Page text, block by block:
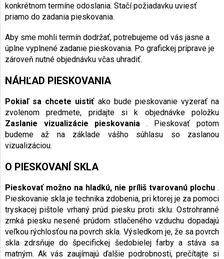
konkrétnom termíne odoslania. Stačí požiadavku uviesť
priamo do zadania pieskovania.
Aby sme mohli termín dodržať, potrebujeme od vás jasne a
úplne vyplnené zadanie pieskovania. Po grafickej príprave je
zároveň nutné objednávku včas uhradiť.
NÁHĽAD PIESKOVANIA
Pokiaľ sa chcete uistiťako bude pieskovanie vyzerať na
zvolenom predmete, pridajte si k objednávke položku
Zaslanie vizualizácie pieskovania . Pieskovať potom
budeme až na základe vášho súhlasu so zaslanou
vizualizáciou.
O PIESKOVANÍ SKLA
Pieskovať možno na hladkú, nie príliš tvarovanú plochu .
Pieskovanie skla je technika zdobenia, pri ktorej je za pomoci
tryskacej pištole vrhaný prúd piesku proti sklu. Ostrohranné
zrnká piesku nesené prúdom stlačeného vzduchu dopadajú
veľkou rýchlosťou na povrch skla. Výsledkom je, že sa povrch
skla zdrsňuje do špecifickej šedobielej farby a stáva sa
matným. Ak vás zaujímajú ďalšie podrobnosti, prečítajte si